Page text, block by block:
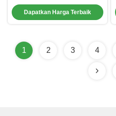
Ruang Pengisian Mobil Listrik
Cepat Untuk Umum
Dapatkan Harga Terbaik
1 2 3 4